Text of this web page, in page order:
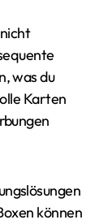
was du
Karten
können